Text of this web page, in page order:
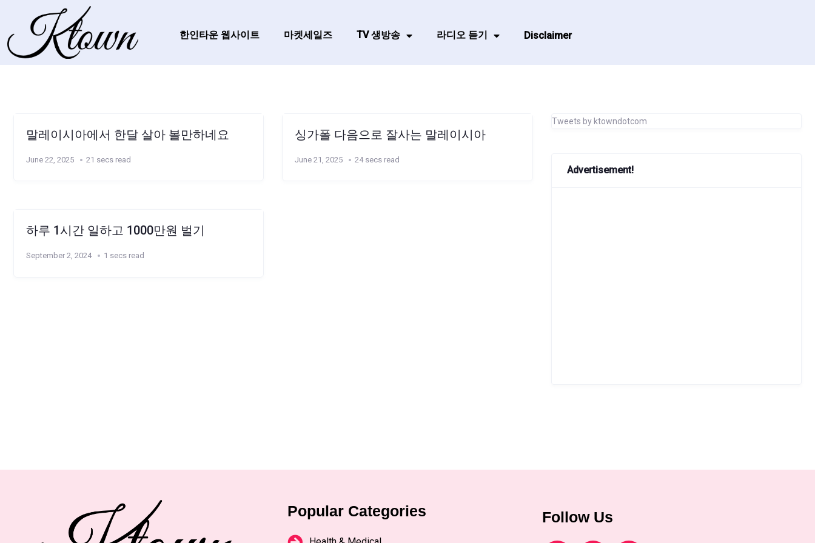
한인타운 웹사이트 마켓세일즈 TV 생방송 라디오 듣기 Disclaimer
말레이시아에서 한달 살아 볼만하네요
June 22, 2025 21 secs read
싱가폴 다음으로 잘사는 말레이시아
June 21, 2025 24 secs read
하루 1시간 일하고 1000만원 벌기
September 2, 2024 1 secs read
Tweets by ktowndotcom
Advertisement!
Popular Categories Follow Us